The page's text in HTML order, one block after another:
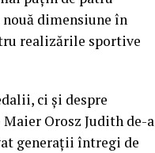
dimensiune în
realizările sportive
ci și despre
Orosz Judith de-a
generații întregi de